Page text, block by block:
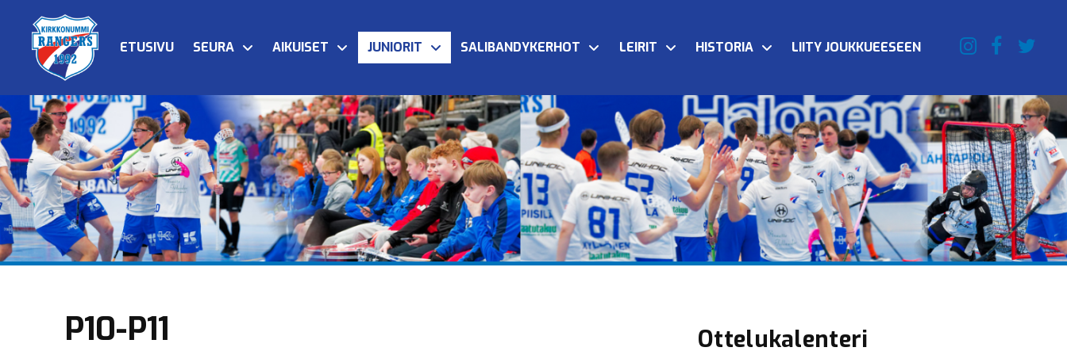
ETUSIVU SEURA AIKUISET JUNIORIT SALIBANDYKERHOT LEIRIT HISTORIA LIITY JOUKKUEESEEN
P10-P11 Ottelukalenteri